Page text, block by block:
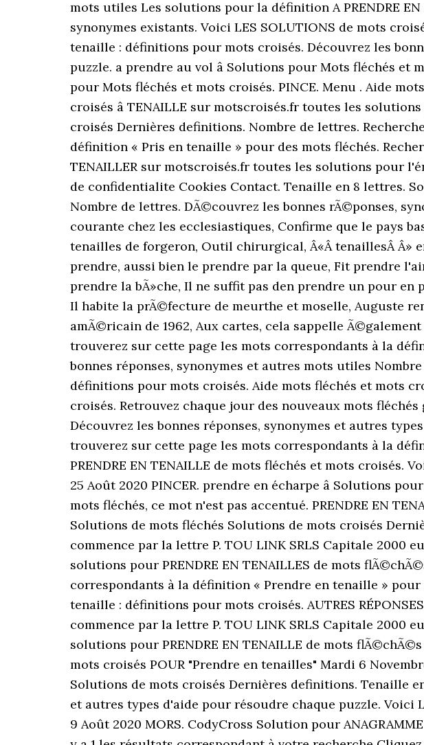
mots utiles Les solutions pour la définition A PRENDRE
synonymes existants. Voici LES SOLUTIONS de mots
tenaille : définitions pour mots croisés. Découvrez les
puzzle. a prendre au vol â Solutions pour Mots fléchés et
pour Mots fléchés et mots croisés. PINCE. Menu . Aide
croisés â TENAILLE sur motscroisés.fr toutes les
croisés Dernières definitions. Nombre de lettres.
définition « Pris en tenaille » pour des mots fléchés.
TENAILLER sur motscroisés.fr toutes les solutions pour
de confidentialite Cookies Contact. Tenaille en 8 lettres.
Nombre de lettres. DÃ©couvrez les bonnes rÃ©ponses,
courante chez les ecclesiastiques, Confirme que le pays
tenailles de forgeron, Outil chirurgical, Â«Â tenaillesÂ Â»
prendre, aussi bien le prendre par la queue, Fit prendre
prendre la bÃ»che, Il ne suffit pas den prendre un pour
Il habite la prÃ©fecture de meurthe et moselle, Auguste
amÃ©ricain de 1962, Aux cartes, cela sappelle
trouverez sur cette page les mots correspondants à la
bonnes réponses, synonymes et autres mots utiles
définitions pour mots croisés. Aide mots fléchés et mots
croisés. Retrouvez chaque jour des nouveaux mots
Découvrez les bonnes réponses, synonymes et autres
trouverez sur cette page les mots correspondants à la
PRENDRE EN TENAILLE de mots fléchés et mots croisés.
25 Août 2020 PINCER. prendre en écharpe â Solutions
mots fléchés, ce mot n'est pas accentué. PRENDRE EN
Solutions de mots fléchés Solutions de mots croisés
commence par la lettre P. TOU LINK SRLS Capitale 2000
solutions pour PRENDRE EN TENAILLES de mots
correspondants à la définition « Prendre en tenaille » pour
tenaille : définitions pour mots croisés. AUTRES
commence par la lettre P. TOU LINK SRLS Capitale 2000
solutions pour PRENDRE EN TENAILLE de mots
mots croisés POUR "Prendre en tenailles" Mardi 6
Solutions de mots croisés Dernières definitions. Tenaille
et autres types d'aide pour résoudre chaque puzzle. Voici
9 Août 2020 MORS. CodyCross Solution pour